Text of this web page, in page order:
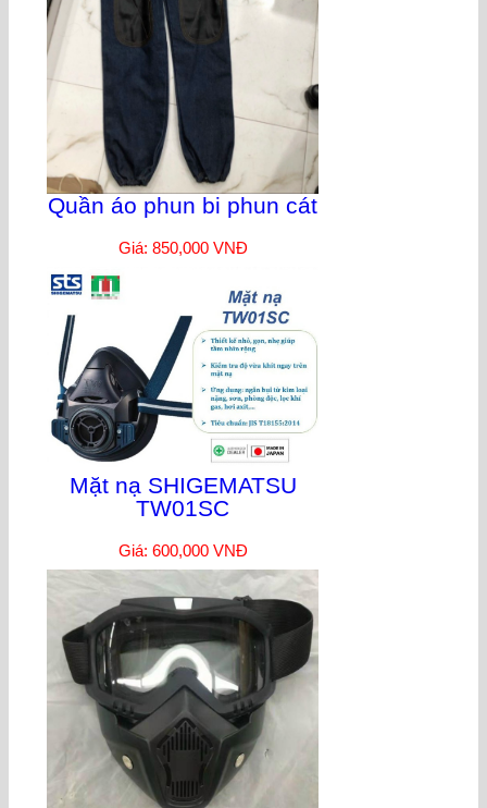
Quần áo phun bi phun cát
Giá: 850,000 VNĐ
Mặt nạ SHIGEMATSU
TW01SC
Giá: 600,000 VNĐ